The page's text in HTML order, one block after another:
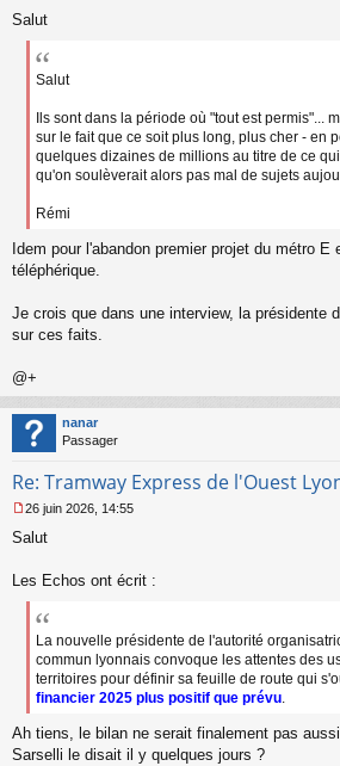
e
s
Salut
Salut
Ils sont dans la période où "tout est permis"...
sur le fait que ce soit plus long, plus cher - en
quelques dizaines de millions au titre de ce
qu'on soulèverait alors pas mal de sujets
Rémi
Idem pour l'abandon premier projet du métro E
téléphérique.
Je crois que dans une interview, la présidente
sur ces faits.
@+
nanar
Passager
Re: Tramway Express de l'Ouest
e
s
u
26 juin 2026, 14:55
Salut
Les Echos ont écrit :
La nouvelle présidente de l'autorité
commun lyonnais convoque les attentes des
territoires pour définir sa feuille de route qui
financier 2025 plus positif que prévu.
Ah tiens, le bilan ne serait finalement pas
Sarselli le disait il y quelques jours ?